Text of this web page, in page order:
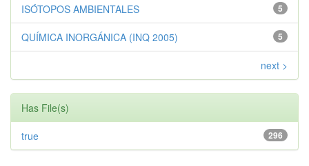
5
ISÓTOPOS AMBIENTALES
5
QUÍMICA INORGÁNICA (INQ 2005)
next >
Has File(s)
296
true